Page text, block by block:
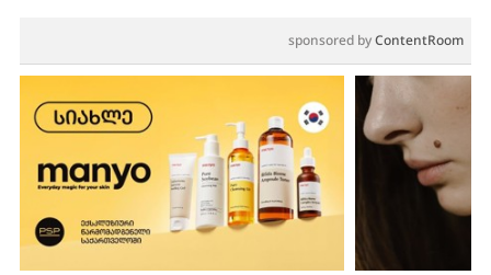
sponsored byContentRoom